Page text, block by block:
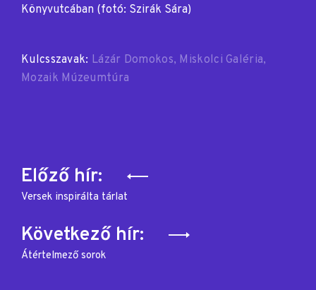
Könyvutcában (fotó: Szirák Sára)
Kulcsszavak: Lázár Domokos Miskolci Galéria
Mozaik Múzeumtúra
Bejegyzés
navigáció
Előző hír:
Versek inspirálta tárlat
Következő hír:
Átértelmező sorok